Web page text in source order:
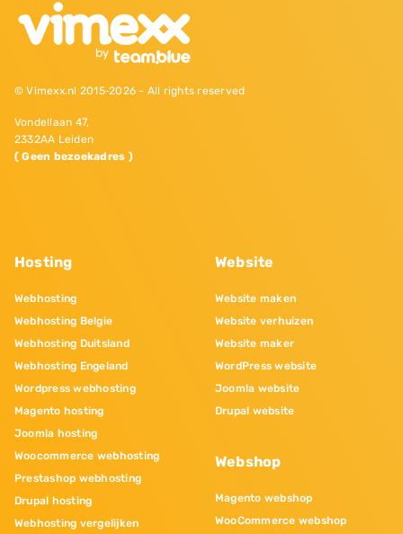
© Vimexx.nl 2015‐2026 - All rights reserved
Vondellaan 47,
2332AA Leiden
( Geen bezoekadres )
Hosting
Webhosting
Webhosting Belgie
Webhosting Duitsland
Webhosting Engeland
Wordpress webhosting
Magento hosting
Joomla hosting
Woocommerce webhosting
Prestashop webhosting
Drupal hosting
Webhosting vergelijken
Website
Website maken
Website verhuizen
Website maker
WordPress website
Joomla website
Drupal website
Webshop
Magento webshop
WooCommerce webshop